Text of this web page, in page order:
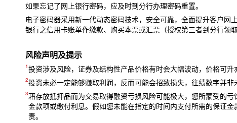
如果忘记了网上银行密码，应及时到分行办理密码重置。
电子密码器采用新一代动态密码技术，安全可靠，全面提升客户
银行之信用卡账单作缴款、购买本票或汇票（授权第三者到分行领
风险声明及提示
1投资涉及风险，证券及结构性产品价格有时会大幅波动，价格可升
2投资未必一定能够赚取利润，反而可能会招致损失，往绩数字并非
3藉存放抵押品而为交易取得融资亏损风险可能极大，您所蒙受的
金款项或缴付利息。假如您未能在指定的时间内支付所需的保证
责。